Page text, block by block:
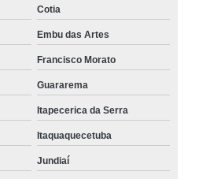
Cotia
Embu das Artes
Francisco Morato
Guararema
Itapecerica da Serra
Itaquaquecetuba
Jundiaí